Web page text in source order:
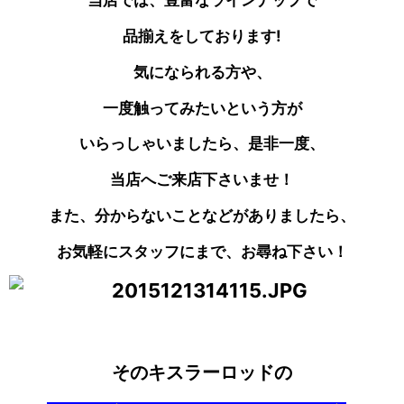
品揃えをしております!
気になられる方や、
一度触ってみたいという方が
いらっしゃいましたら、是非一度、
当店へご来店下さいませ！
また、分からないことなどがありましたら、
お気軽にスタッフにまで、お尋ね下さい！
そのキスラーロッドの